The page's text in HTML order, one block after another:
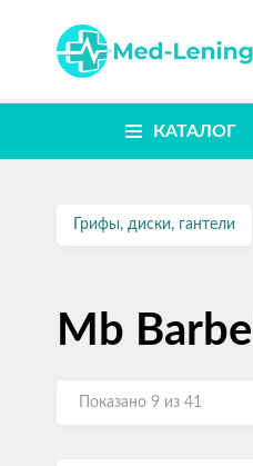
КАТАЛОГ
Грифы, диски, гантели
Mb Barbell
Показано 9 из 41